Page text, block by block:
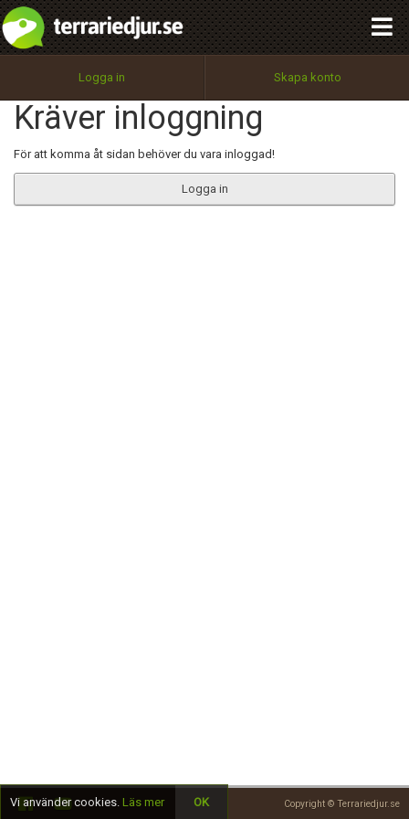
Logga in Skapa konto
Kräver inloggning
För att komma åt sidan behöver du vara inloggad!
Logga in
Copyright © Terrariedjur.se
Utför
100%
OK
integritetspolicy
Namn:
Epost:
Begär nytt lösenord
Tillbaka till förstasidan
Vi använder cookies. Läs mer OK